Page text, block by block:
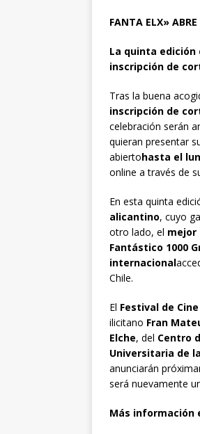
FANTA ELX»
La quinta edición
inscripción de
Tras la buena
inscripción de
celebración serán
quieran presentar
abiertohasta el
online a través de
En esta quinta
alicantino, cuyo
otro lado, el mejor
Fantástico 1000
internacional
Chile.
El Festival de
ilicitano Fran
Elche, del Centro
Universitaria de
anunciarán
será nuevamente
Más información